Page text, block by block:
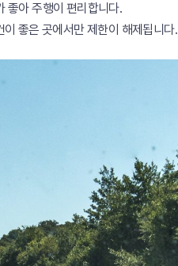
좋아 주행이 편리합니다.
좋은 곳에서만 제한이 해제됩니다.